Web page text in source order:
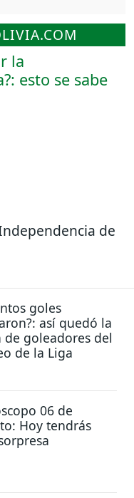
de
goles
así quedó la
de goleadores del
de la Liga
06 de
Hoy tendrás